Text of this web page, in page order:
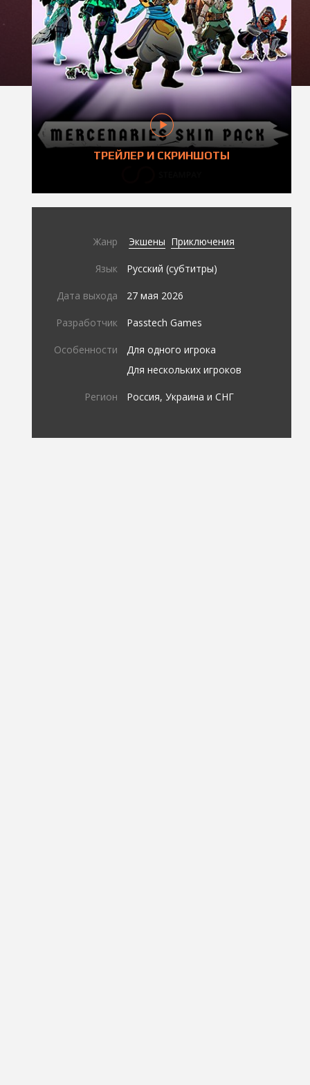
ТРЕЙЛЕР И СКРИНШОТЫ
Жанр Экшены Приключения
Язык Русский (субтитры)
Дата выхода 27 мая 2026
Разработчик Passtech Games
Особенности
Для одного игрока
Для нескольких игроков
Регион Россия, Украина и СНГ